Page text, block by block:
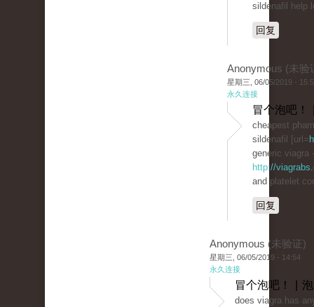
sildenafil help
回复
Anonymous (未验
星期三, 06/05/2019 -
永久连接
冒个泡吧！
cheapest
sildenafil [url=
generic viagra -
http://
and platelet
回复
Anonymous (未验证)
星期三, 06/05/2019 - 14:54
永久连接
冒个泡吧！ |
does viagra has